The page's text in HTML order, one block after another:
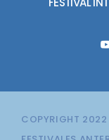
COPYRIGHT 2022